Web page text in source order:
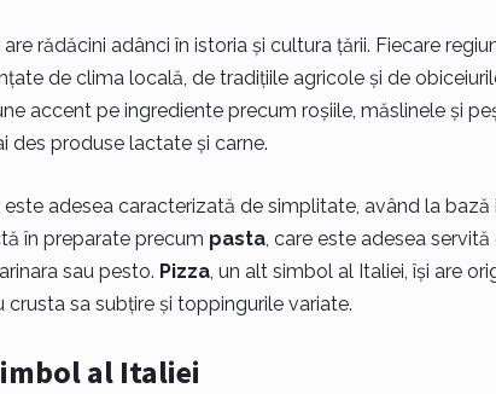
rădăcini adânci în istoria și cultura țării. Fiecare
de clima locală, de tradițiile agricole și de
accent pe ingrediente precum roșiile, măslinele și
des produse lactate și carne.
este adesea caracterizată de simplitate, având la
în preparate precum pasta, care este adesea
sau pesto. Pizza, un alt simbol al Italiei, își are
sa subțire și toppingurile variate.
al Italiei